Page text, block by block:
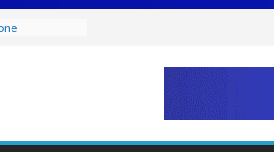
San